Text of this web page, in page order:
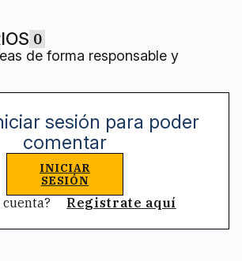
0
de forma responsable y
sesión para poder
comentar
INICIAR
SESIÓN
cuenta? Registrate aquí